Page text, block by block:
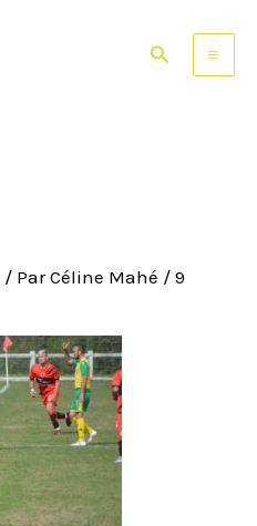
Rechercher
/ ParCéline Mahé /9